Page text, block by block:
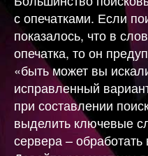
с опечатками. Если
показалось, что в
опечатка, то он
«быть может вы
исправленный
при составлении
выделить ключевые
сервера –